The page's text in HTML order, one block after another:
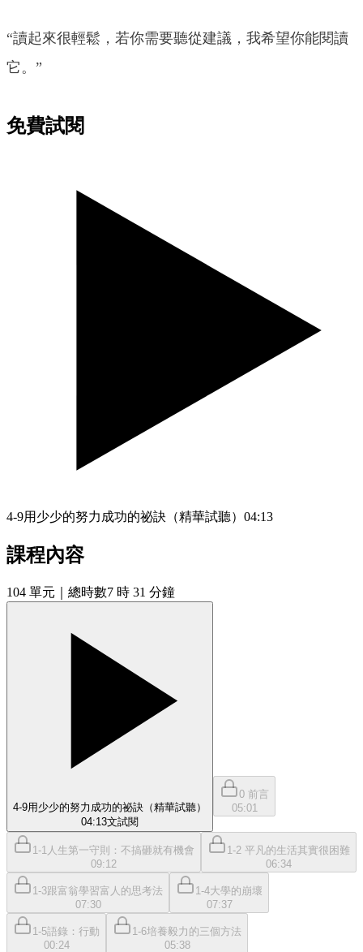
“讀起來很輕鬆，若你需要聽從建議，我希望你能閱讀
它。”
免費試閱
4-9用少少的努力成功的祕訣（精華試聽） 04:13
課程內容
104 單元 ｜總時數7 時 31 分鐘
4-9用少少的努力成功的祕訣（精華試聽）
04:13文試閱
0 前言
05:01
1-1人生第一守則：不搞砸就有機會
09:12
1-2 平凡的生活其實很困難
06:34
1-3跟富翁學習富人的思考法
07:30
1-4大學的崩壞
07:37
1-5語錄：行動
00:24
1-6培養毅力的三個方法
05:38